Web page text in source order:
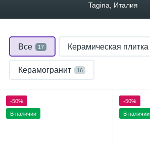
Tagina, Италия
Все 17 Керамическая плитка
Керамогранит 16
-50%
В наличии
-50%
В наличии